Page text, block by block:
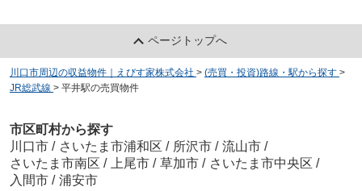
ページトップへ
川口市周辺の収益物件｜えびす家株式会社 > (売買・投資)路線・駅から探す >
JR総武線 > 平井駅の売買物件
市区町村から探す
川口市 / さいたま市浦和区 / 所沢市 / 流山市 /
さいたま市南区 / 上尾市 / 草加市 / さいたま市中央区 /
入間市 / 浦安市